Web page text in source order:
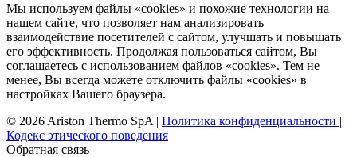
Мы используем файлы «cookies» и похожие технологии на
нашем сайте, что позволяет нам анализировать
взаимодействие посетителей с сайтом, улучшать и повышать
его эффективность. Продолжая пользоваться сайтом, Вы
соглашаетесь с использованием файлов «cookies». Тем не
менее, Вы всегда можете отключить файлы «cookies» в
настройках Вашего браузера.
© 2026 Ariston Thermo SpA | Политика конфиденциальности |
Кодекс этического поведения
Обратная связь